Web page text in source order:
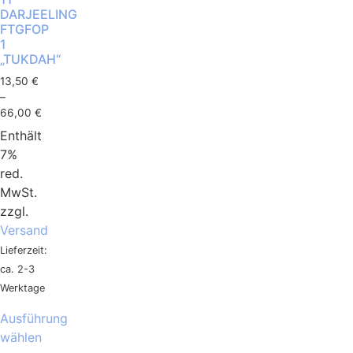
DARJEELING
FTGFOP
1
„TUKDAH“
13,50 €
–
66,00 €
Enthält
7%
red.
MwSt.
zzgl.
Versand
Lieferzeit:
ca. 2-3
Werktage
Ausführung
wählen